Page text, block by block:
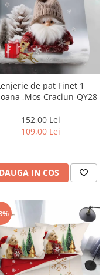
de pat Finet 1
,Mos Craciun-QY28
152,00 Lei
109,00 Lei
IN COS